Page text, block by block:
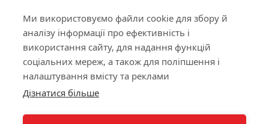
Ми використовуємо файли cookie для збору й
аналізу інформації про ефективність і
використання сайту, для надання функцій
соціальних мереж, а також для поліпшення і
налаштування вмісту та реклами
Дізнатися більше
Ліцензія МОЗ України №603260 від 23.09.2011
Наша адреса